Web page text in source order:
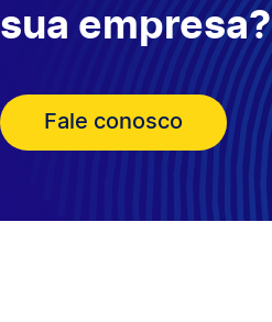
sua empresa?
Fale conosco